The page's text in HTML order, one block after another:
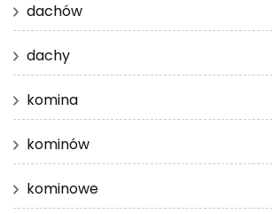
dachów
dachy
komina
kominów
kominowe